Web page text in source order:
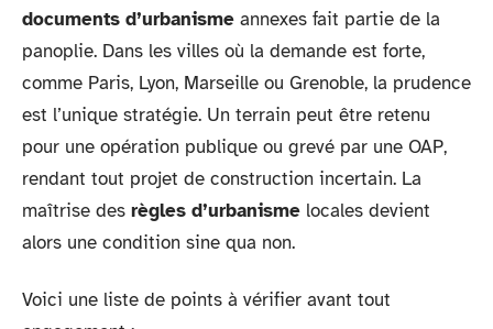
documents d’urbanisme annexes fait partie de la
panoplie. Dans les villes où la demande est forte,
comme Paris, Lyon, Marseille ou Grenoble, la prudence
est l’unique stratégie. Un terrain peut être retenu
pour une opération publique ou grevé par une OAP,
rendant tout projet de construction incertain. La
maîtrise des règles d’urbanisme locales devient
alors une condition sine qua non.
Voici une liste de points à vérifier avant tout